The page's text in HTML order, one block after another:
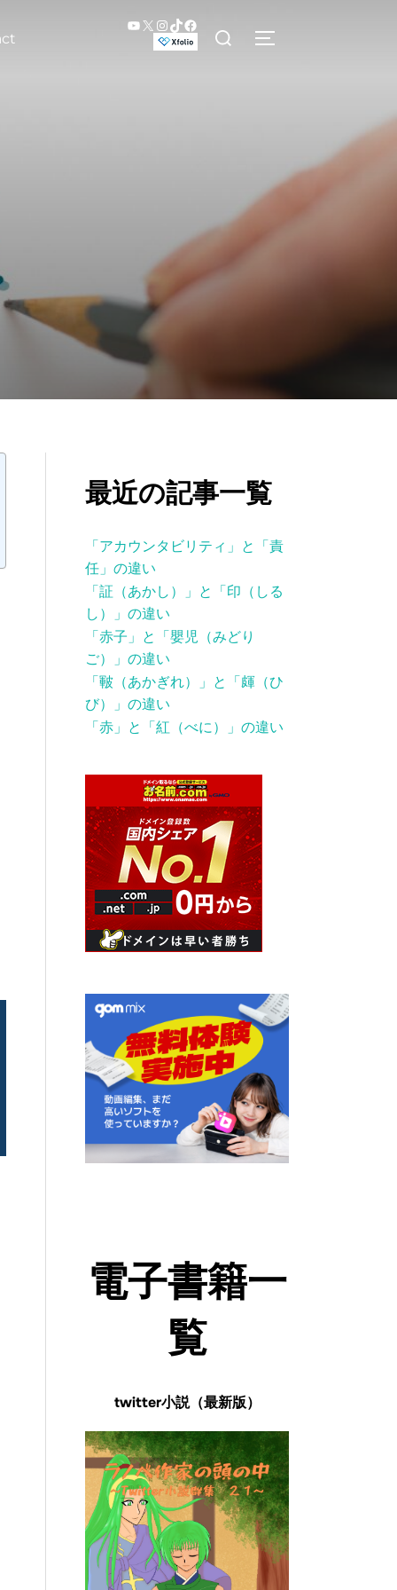
YouTube
X Instagram
TikTokFacebook
サイドバーとナビ
最近の記事一覧
「アカウンタビリティ」と「責
任」の違い
「証（あかし）」と「印（しる
し）」の違い
「赤子」と「嬰児（みどり
ご）」の違い
「皸（あかぎれ）」と「皹（ひ
び）」の違い
「赤」と「紅（べに）」の違い
電子書籍一
覧
twitter小説（最新版）